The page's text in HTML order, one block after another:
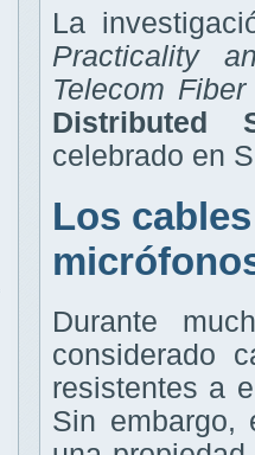
La
Practicality
Telecom
Distributed
celebrado en
Los
Durante
considerado
resistentes a
Sin embargo,